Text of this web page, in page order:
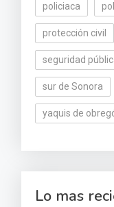
policiaca
protección civil
seguridad
sur de Sonora
yaquis de
Lo mas